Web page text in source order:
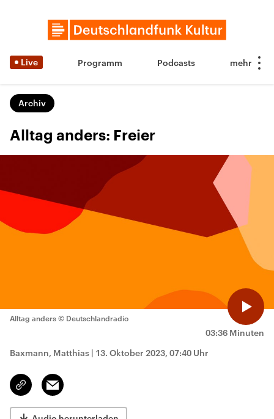
Live Programm Podcasts
Archiv
Alltag anders: Freier
03:36 Minuten
Alltag anders © Deutschlandradio
Baxmann, Matthias | 13. Oktober 2023, 07:40 Uhr
Link
kopieren/teilen
Email